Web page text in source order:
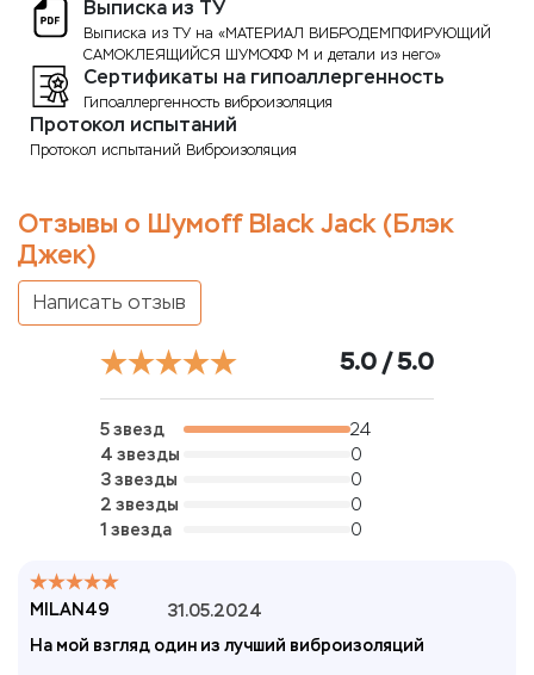
Выписка из ТУ
Выписка из ТУ на «МАТЕРИАЛ ВИБРОДЕМПФИРУЮЩИЙ
САМОКЛЕЯЩИЙСЯ ШУМОФФ М и детали из него»
Сертификаты на гипоаллергенность
Гипоаллергенность виброизоляция
Протокол испытаний
Протокол испытаний Виброизоляция
Отзывы о Шумоff Black Jack (Блэк
Джек)
Написать отзыв
5.0 / 5.0
5 звезд
24
4 звезды
0
3 звезды
0
2 звезды
0
1 звезда
0
MILAN49
31.05.2024
На мой взгляд один из лучший виброизоляций